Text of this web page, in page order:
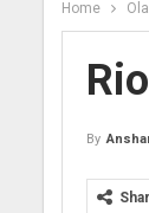
Home
By